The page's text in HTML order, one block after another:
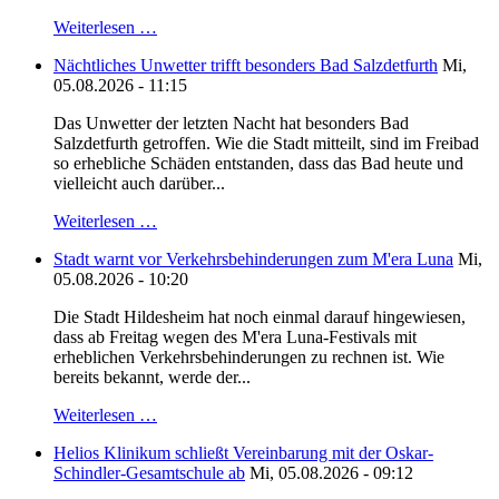
Weiterlesen …
Nächtliches Unwetter trifft besonders Bad Salzdetfurth Mi,
05.08.2026 - 11:15
Das Unwetter der letzten Nacht hat besonders Bad
Salzdetfurth getroffen. Wie die Stadt mitteilt, sind im Freibad
so erhebliche Schäden entstanden, dass das Bad heute und
vielleicht auch darüber...
Weiterlesen …
Stadt warnt vor Verkehrsbehinderungen zum M'era Luna Mi,
05.08.2026 - 10:20
Die Stadt Hildesheim hat noch einmal darauf hingewiesen,
dass ab Freitag wegen des M'era Luna-Festivals mit
erheblichen Verkehrsbehinderungen zu rechnen ist. Wie
bereits bekannt, werde der...
Weiterlesen …
Helios Klinikum schließt Vereinbarung mit der Oskar-
Schindler-Gesamtschule ab Mi, 05.08.2026 - 09:12